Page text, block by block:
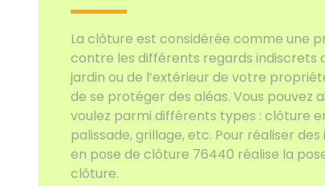
La clôture est considérée comme une
contre les différents regards indiscrets
jardin ou de l’extérieur de votre
de se protéger des aléas. Vous pouvez
voulez parmi différents types : clôture
palissade, grillage, etc. Pour réaliser
en pose de clôture 76440 réalise la
clôture.